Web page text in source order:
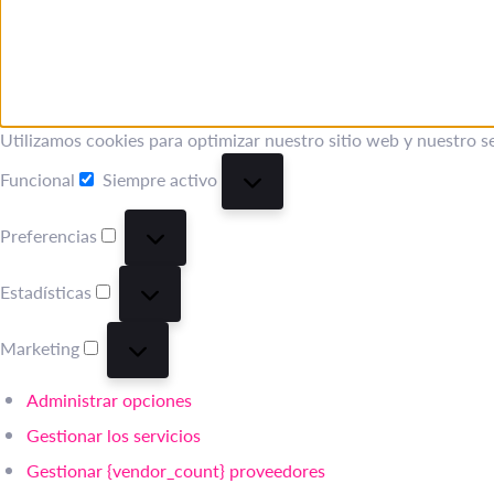
Utilizamos cookies para optimizar nuestro sitio web y nuestro
Funcional
Funcional
Siempre activo
Preferencias
Estadísticas
Marketing
Administrar opciones
Gestionar los servicios
Gestionar {vendor_count} proveedores